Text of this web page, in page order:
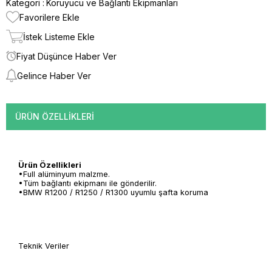
Kategori : Koruyucu ve Bağlantı Ekipmanları
Favorilere Ekle
İstek Listeme Ekle
Fiyat Düşünce Haber Ver
Gelince Haber Ver
ÜRÜN ÖZELLIKLERI
Ürün Özellikleri
•Full alüminyum malzme.
•Tüm bağlantı ekipmanı ile gönderilir.
•BMW R1200 / R1250 / R1300 uyumlu şafta koruma
Teknik Veriler